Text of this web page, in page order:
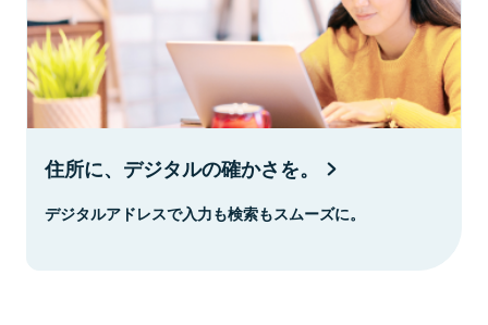
住所に、デジタルの確かさを。
デジタルアドレスで入力も検索もスムーズに。